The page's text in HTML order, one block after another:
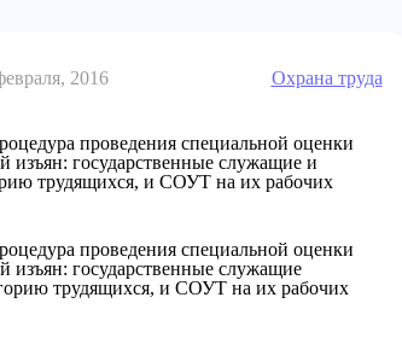
2016 Охрана труда
проведения специальной оценки
изъян: государственные служащие и
трудящихся, и СОУТ на их рабочих
проведения специальной оценки
изъян: государственные служащие
трудящихся, и СОУТ на их рабочих